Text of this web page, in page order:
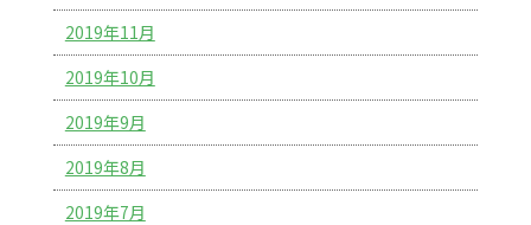
2019年11月
2019年10月
2019年9月
2019年8月
2019年7月